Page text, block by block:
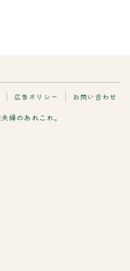
広告ポリシー お問い合わせ
のあれこれ。